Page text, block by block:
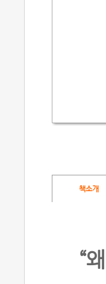
책소개
“